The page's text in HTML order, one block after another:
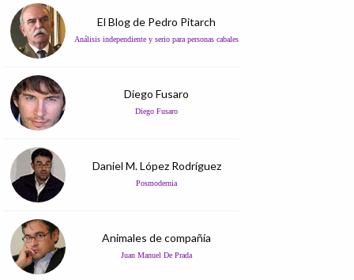
El Blog de Pedro Pitarch
Análisis independiente y serio para personas cabales
Diego Fusaro
Diego Fusaro
Daniel M. López Rodríguez
Posmodernia
Animales de compañía
Juan Manuel De Prada